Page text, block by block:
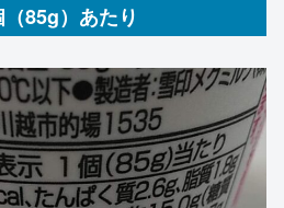
85g）あたり